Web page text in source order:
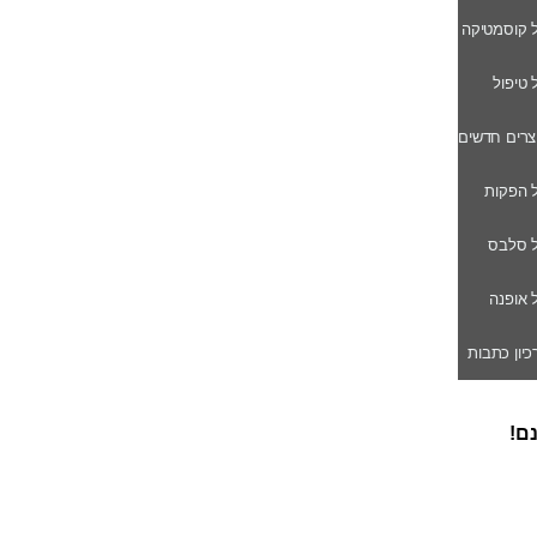
קוסמטיקה
טיפול
חדשים
הפקות
סלבס
אופנה
כתבות